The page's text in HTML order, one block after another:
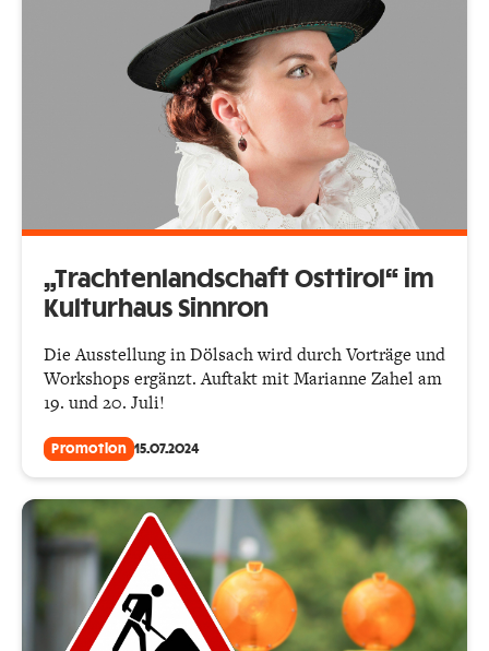
„Trachtenlandschaft Osttirol“ im
Kulturhaus Sinnron
Die Ausstellung in Dölsach wird durch Vorträge und
Workshops ergänzt. Auftakt mit Marianne Zahel am
19. und 20. Juli!
Promotion 15.07.2024